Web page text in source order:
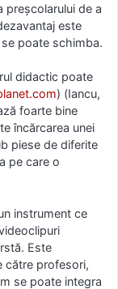
preșcolarului de a
este
poate schimba.
didactic poate
) (Iancu,
foarte bine
încărcarea unei
piese de diferite
pe care o
instrument ce
Este
către profesori,
se poate integra